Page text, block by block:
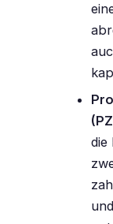
die